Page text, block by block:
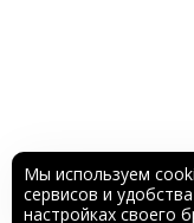
Мы используем
сервисов и
настройках своего